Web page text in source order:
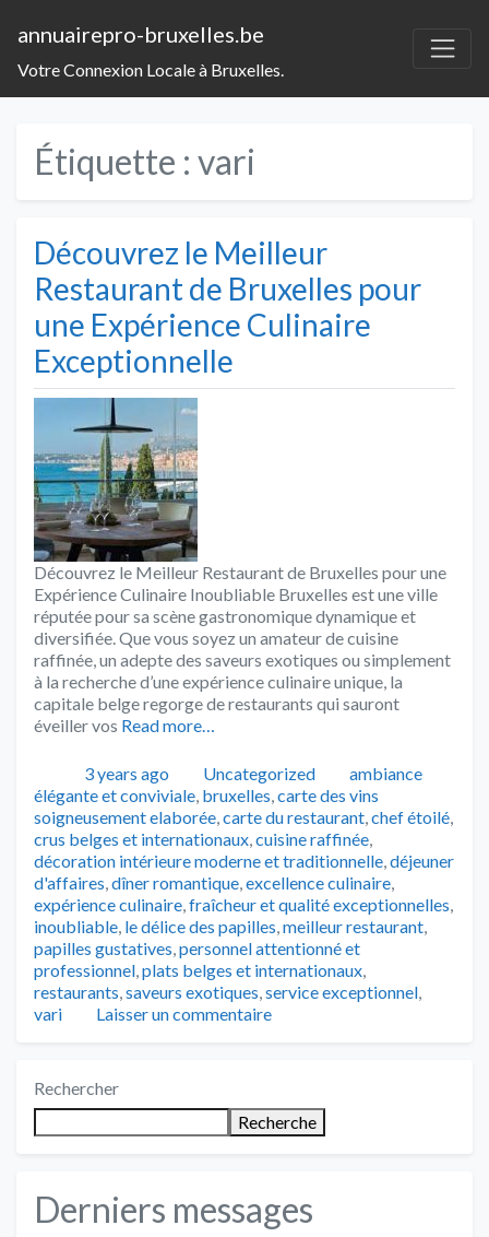
annuairepro-bruxelles.be
Votre Connexion Locale à Bruxelles.
Étiquette : vari
Découvrez le Meilleur
Restaurant de Bruxelles pour
une Expérience Culinaire
Exceptionnelle
Découvrez le Meilleur Restaurant de Bruxelles pour une
Expérience Culinaire Inoubliable Bruxelles est une ville
réputée pour sa scène gastronomique dynamique et
diversifiée. Que vous soyez un amateur de cuisine
raffinée, un adepte des saveurs exotiques ou simplement
à la recherche d’une expérience culinaire unique, la
capitale belge regorge de restaurants qui sauront
éveiller vos Read more…
Publié3 years ago Catégories
Uncategorized Tags
ambiance
élégante et conviviale, bruxelles,carte des vins
soigneusement elaborée,carte du restaurant,chef étoilé,
crus belges et internationaux,cuisine raffinée,
décoration intérieure moderne et traditionnelle,déjeuner
d'affaires,dîner romantique,excellence culinaire,
expérience culinaire,fraîcheur et qualité exceptionnelles,
inoubliable, le délice des papilles,meilleur restaurant,
papilles gustatives,personnel attentionné et
professionnel,plats belges et internationaux,
restaurants,saveurs exotiques,service exceptionnel,
vari
Laisser un commentaire
Rechercher
Recherche
Derniers messages